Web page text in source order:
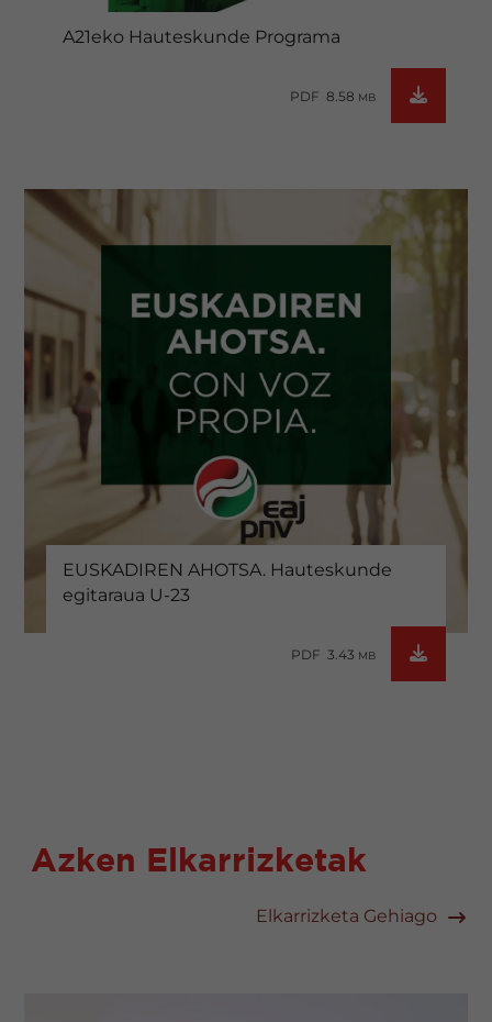
A21eko Hauteskunde Programa
PDF 8.58 MB
EUSKADIREN AHOTSA. Hauteskunde
egitaraua U-23
PDF 3.43 MB
Azken Elkarrizketak
Elkarrizketa Gehiago